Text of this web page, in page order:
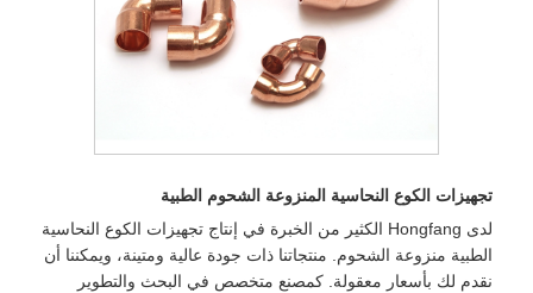
تجهيزات الكوع النحاسية المنزوعة الشحوم الطبية
لدى Hongfang الكثير من الخبرة في إنتاج تجهيزات الكوع النحاسية
الطبية منزوعة الشحوم. منتجاتنا ذات جودة عالية ومتينة، ويمكننا أن
نقدم لك بأسعار معقولة. كمصنع متخصص في البحث والتطوير